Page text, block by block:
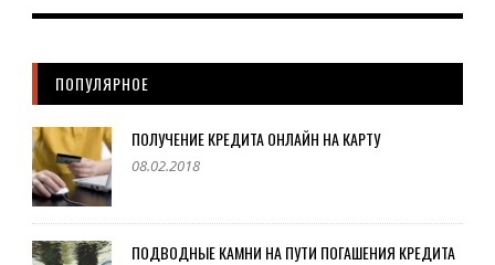
ПОПУЛЯРНОЕ
ПОЛУЧЕНИЕ КРЕДИТА ОНЛАЙН НА КАРТУ
08.02.2018
ПОДВОДНЫЕ КАМНИ НА ПУТИ ПОГАШЕНИЯ КРЕДИТА